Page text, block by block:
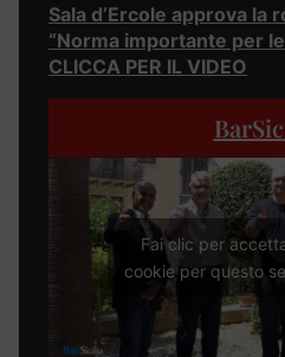
Sala d’Ercole approva la
“Norma importante per
CLICCA PER IL VIDEO
Fai clic per
cookie per questo